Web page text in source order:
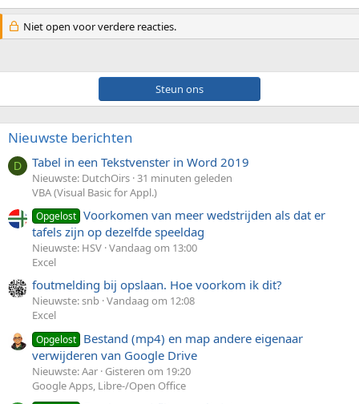
Niet open voor verdere reacties.
Steun ons
Nieuwste berichten
D Tabel in een Tekstvenster in Word 2019
Nieuwste: DutchOirs 31 minuten geleden
VBA (Visual Basic for Appl.)
Opgelost Voorkomen van meer wedstrijden als dat er
tafels zijn op dezelfde speeldag
Nieuwste: HSV Vandaag om 13:00
Excel
foutmelding bij opslaan. Hoe voorkom ik dit?
Nieuwste: snb Vandaag om 12:08
Excel
Opgelost Bestand (mp4) en map andere eigenaar
verwijderen van Google Drive
Nieuwste: Aar Gisteren om 19:20
Google Apps, Libre-/Open Office